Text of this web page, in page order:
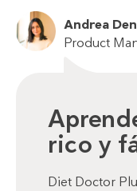
Andrea
Product
rico y
Diet Doctor